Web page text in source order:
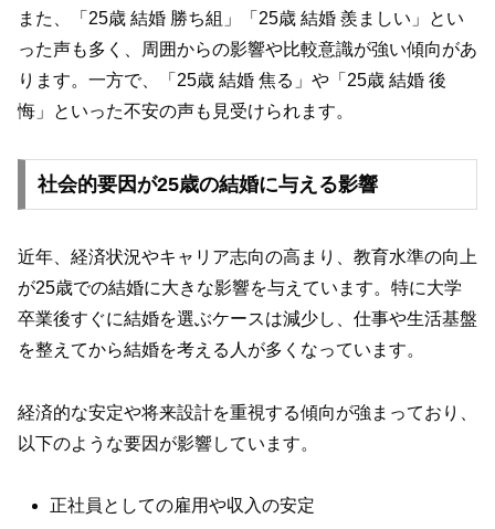
また、「25歳 結婚 勝ち組」「25歳 結婚 羨ましい」とい
った声も多く、周囲からの影響や比較意識が強い傾向があ
ります。一方で、「25歳 結婚 焦る」や「25歳 結婚 後
悔」といった不安の声も見受けられます。
社会的要因が25歳の結婚に与える影響
近年、経済状況やキャリア志向の高まり、教育水準の向上
が25歳での結婚に大きな影響を与えています。特に大学
卒業後すぐに結婚を選ぶケースは減少し、仕事や生活基盤
を整えてから結婚を考える人が多くなっています。
経済的な安定や将来設計を重視する傾向が強まっており、
以下のような要因が影響しています。
正社員としての雇用や収入の安定